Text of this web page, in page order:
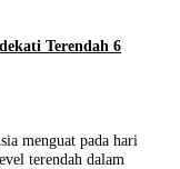
Terendah 6
menguat pada hari
terendah dalam